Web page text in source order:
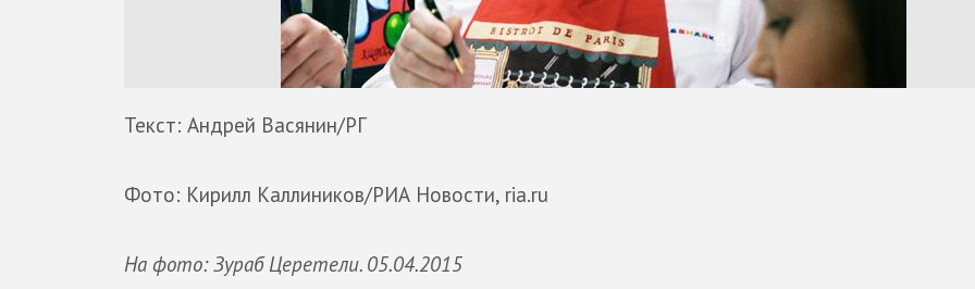
Текст: Андрей Васянин/РГ
Фото: Кирилл Каллиников/РИА Новости, ria.ru
На фото: Зураб Церетели. 05.04.2015